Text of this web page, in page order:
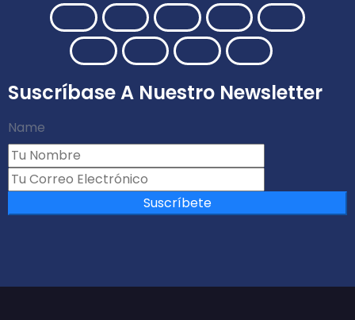
Suscríbase A Nuestro Newsletter
Name
Suscríbete